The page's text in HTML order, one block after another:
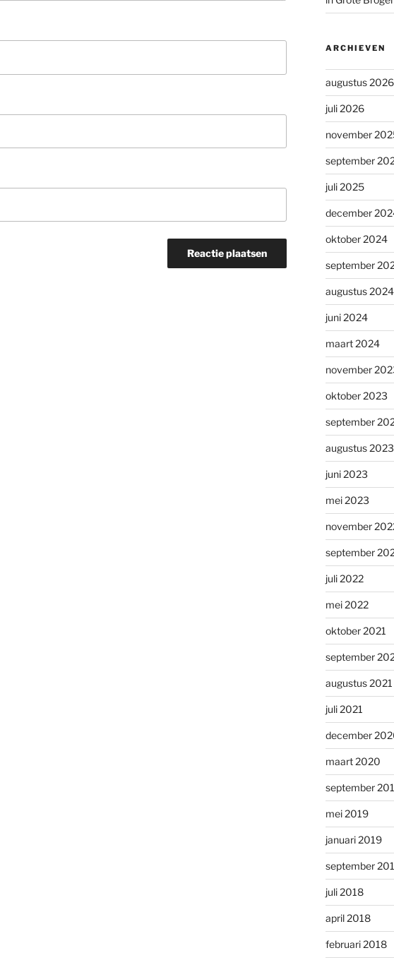
ARCHIEVEN
augustus 2026
juli 2026
november
september
juli 2025
december
oktober 2024
september
augustus 2024
juni 2024
maart 2024
november
oktober 2023
september
augustus 2023
juni 2023
mei 2023
november
september
juli 2022
mei 2022
oktober 2021
september
augustus 2021
juli 2021
december
maart 2020
september
mei 2019
januari 2019
september
juli 2018
april 2018
februari 2018